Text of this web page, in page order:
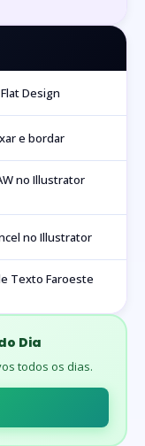
Design
e bordar
no Illustrator
no Illustrator
Texto Faroeste
Dia
todos os dias.